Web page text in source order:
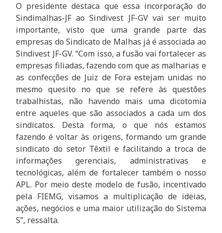
O presidente destaca que essa incorporação do
Sindimalhas-JF ao Sindivest JF-GV vai ser muito
importante, visto que uma grande parte das
empresas do Sindicato de Malhas já é associada ao
Sindivest JF-GV. “Com isso, a fusão vai fortalecer as
empresas filiadas, fazendo com que as malharias e
as confecções de Juiz de Fora estejam unidas no
mesmo quesito no que se refere às questões
trabalhistas, não havendo mais uma dicotomia
entre aqueles que são associados a cada um dos
sindicatos. Desta forma, o que nós estamos
fazendo é voltar às origens, formando um grande
sindicato do setor Têxtil e facilitando a troca de
informações gerenciais, administrativas e
tecnológicas, além de fortalecer também o nosso
APL. Por meio deste modelo de fusão, incentivado
pela FIEMG, visamos a multiplicação de ideias,
ações, negócios e uma maior utilização do Sistema
S”, ressalta.